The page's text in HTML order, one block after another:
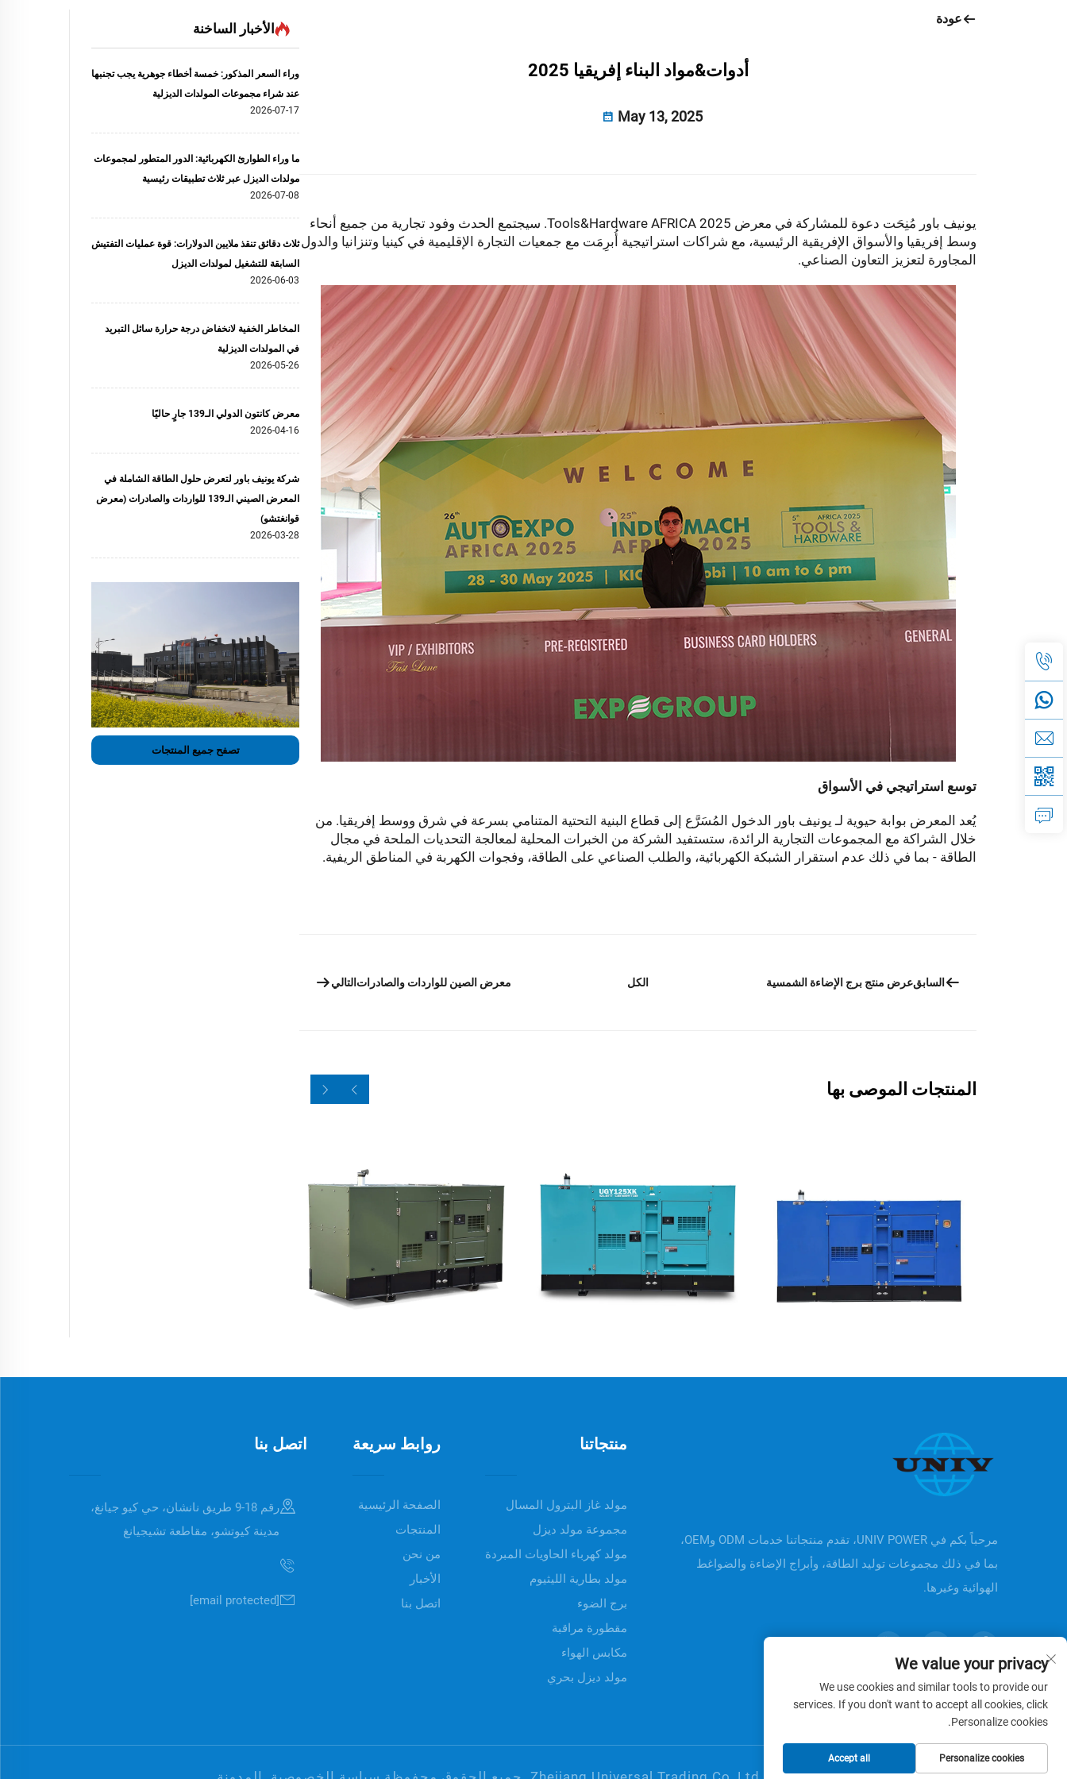
عودة
أدوات&مواد البناء إفريقيا 2025
May 13, 2025
يونيف باور
مُنِحَت دعوة للمشاركة في معرض Tools&Hardware AFRICA 2025. سيجتمع الحدث وفود تجارية من جميع أنحاء
وسط إفريقيا والأسواق الإفريقية الرئيسية، مع شراكات استراتيجية أُبرِمَت مع جمعيات التجارة الإقليمية في كينيا وتنزانيا والدول
المجاورة لتعزيز التعاون الصناعي.
توسع استراتيجي في الأسواق
يُعد المعرض بوابة حيوية لـ يونيف باور
الدخول المُسَرَّع إلى قطاع البنية التحتية المتنامي بسرعة في شرق ووسط إفريقيا. من
خلال الشراكة مع المجموعات التجارية الرائدة، ستستفيد الشركة من الخبرات المحلية لمعالجة التحديات الملحة في مجال
الطاقة - بما في ذلك عدم استقرار الشبكة الكهربائية، والطلب الصناعي على الطاقة، وفجوات الكهربة في المناطق الريفية.
السابقعرض منتج برج الإضاءة الشمسية الكل معرض الصين للواردات والصادراتالتالي
المنتجات الموصى بها
الأخبار الساخنة
وراء السعر المذكور: خمسة أخطاء جوهرية يجب تجنبها
عند شراء مجموعات المولدات الديزلية
2026-07-17
ما وراء الطوارئ الكهربائية: الدور المتطور لمجموعات
مولدات الديزل عبر ثلاث تطبيقات رئيسية
2026-07-08
ثلاث دقائق تنقذ ملايين الدولارات: قوة عمليات التفتيش
السابقة للتشغيل لمولدات الديزل
2026-06-03
المخاطر الخفية لانخفاض درجة حرارة سائل التبريد
في المولدات الديزلية
2026-05-26
معرض كانتون الدولي الـ139 جارٍ حاليًا
2026-04-16
شركة يونيف باور لتعرض حلول الطاقة الشاملة في
المعرض الصيني الـ139 للواردات والصادرات (معرض
قوانغتشو)
2026-03-28
تصفح جميع المنتجات
مرحباً بكم في UNIV POWER، تقدم منتجاتنا خدمات ODM وOEM،
بما في ذلك مجموعات توليد الطاقة، وأبراج الإضاءة والضواغط
الهوائية وغيرها.
منتجاتنا
مولد غاز البترول المسال
مجموعة مولد ديزل
مولد كهرباء الحاويات المبردة
مولد بطارية الليثيوم
برج الضوء
مقطورة مراقبة
مكابس الهواء
مولد ديزل بحري
روابط سريعة
الصفحة الرئيسية
المنتجات
من نحن
الأخبار
اتصل بنا
اتصل بنا
رقم 18-9 طريق نانشان، حي كيو جيانغ،
مدينة كيوتشو، مقاطعة تشيجيانغ
[email protected]
We value your privacy
We use cookies and similar tools to provide our
services. If you don't want to accept all cookies, click
Personalize cookies.
Personalize cookies
Accept all